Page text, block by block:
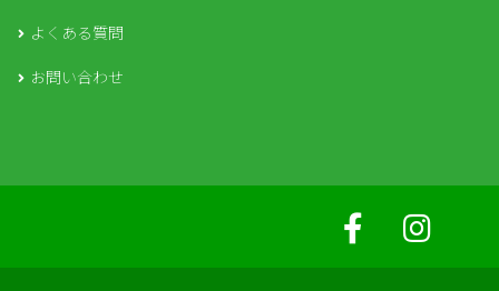
よくある質問
お問い合わせ